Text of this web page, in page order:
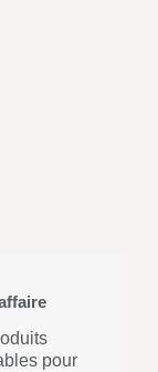
pour